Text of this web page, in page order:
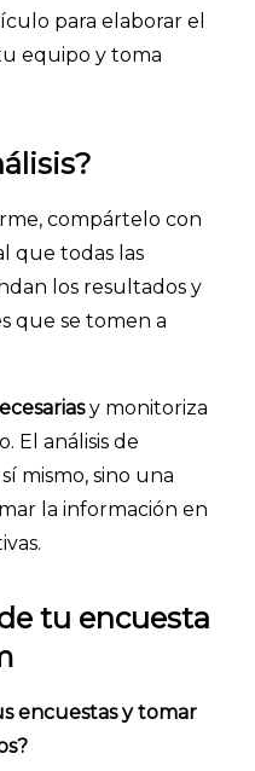
para elaborar el
equipo y toma
compártelo con
que todas las
los resultados y
que se tomen a
y monitoriza
El análisis de
mismo, sino una
la información en
tu encuesta
encuestas y tomar